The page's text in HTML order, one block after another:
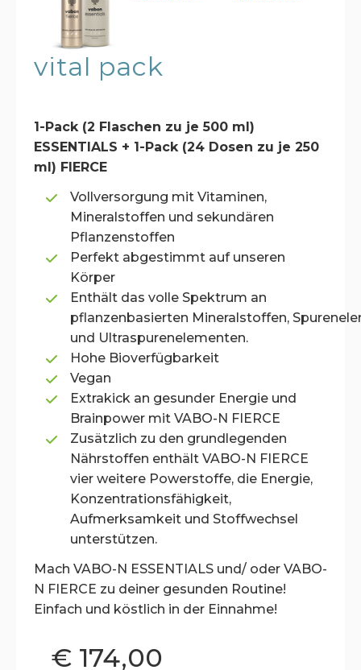
vital pack
1-Pack (2 Flaschen zu je 500 ml)
ESSENTIALS + 1-Pack (24 Dosen zu je 250
ml) FIERCE
Vollversorgung mit Vitaminen,
Mineralstoffen und sekundären
Pflanzenstoffen
Perfekt abgestimmt auf unseren
Körper
Enthält das volle Spektrum an
pflanzenbasierten Mineralstoffen,
und Ultraspurenelementen.
Hohe Bioverfügbarkeit
Vegan
Extrakick an gesunder Energie und
Brainpower mit VABO-N FIERCE
Zusätzlich zu den grundlegenden
Nährstoffen enthält VABO-N FIERCE
vier weitere Powerstoffe, die Energie,
Konzentrationsfähigkeit,
Aufmerksamkeit und Stoffwechsel
unterstützen.
Mach VABO-N ESSENTIALS und/ oder VABO-
N FIERCE zu deiner gesunden Routine!
Einfach und köstlich in der Einnahme!
€ 174,00